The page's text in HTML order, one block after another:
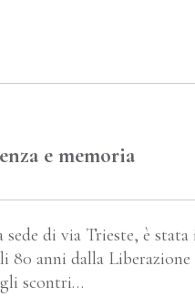
e memoria
di via Trieste, è
80 anni dalla
gli scontri…